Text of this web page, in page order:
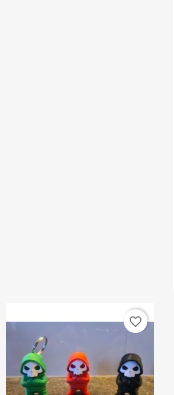
favorite_border